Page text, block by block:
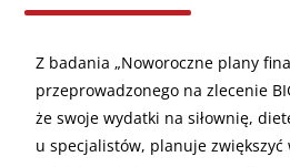
Z badania „Noworoczne plany
przeprowadzonego na zlecenie
że swoje wydatki na siłownię,
u specjalistów, planuje